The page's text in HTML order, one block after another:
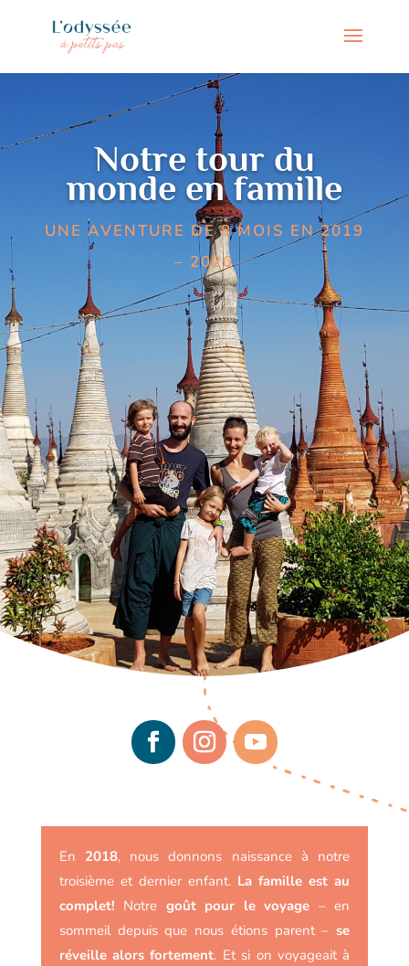
Notre tour du
monde en famille
UNE AVENTURE DE 8 MOIS EN 2019
– 2020
En 2018, nous donnons naissance à notre
troisième et dernier enfant. La famille est au
complet! Notre goût pour le voyage – en
sommeil depuis que nous étions parent –se
réveille alors fortement. Et si on voyageait à